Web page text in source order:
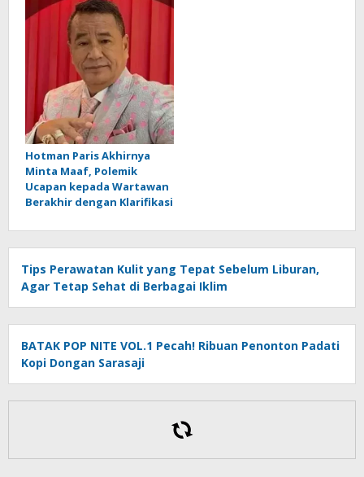
Hotman Paris Akhirnya
Minta Maaf, Polemik
Ucapan kepada Wartawan
Berakhir dengan Klarifikasi
Tips Perawatan Kulit yang Tepat Sebelum Liburan,
Agar Tetap Sehat di Berbagai Iklim
BATAK POP NITE VOL.1 Pecah! Ribuan Penonton Padati
Kopi Dongan Sarasaji
Batak Pop Nite Vol.1 Siap Semarakkan Bekasi,
LAS’GABE TRIO Tampil Menghibur di Kopi Dongan
Sarasaji